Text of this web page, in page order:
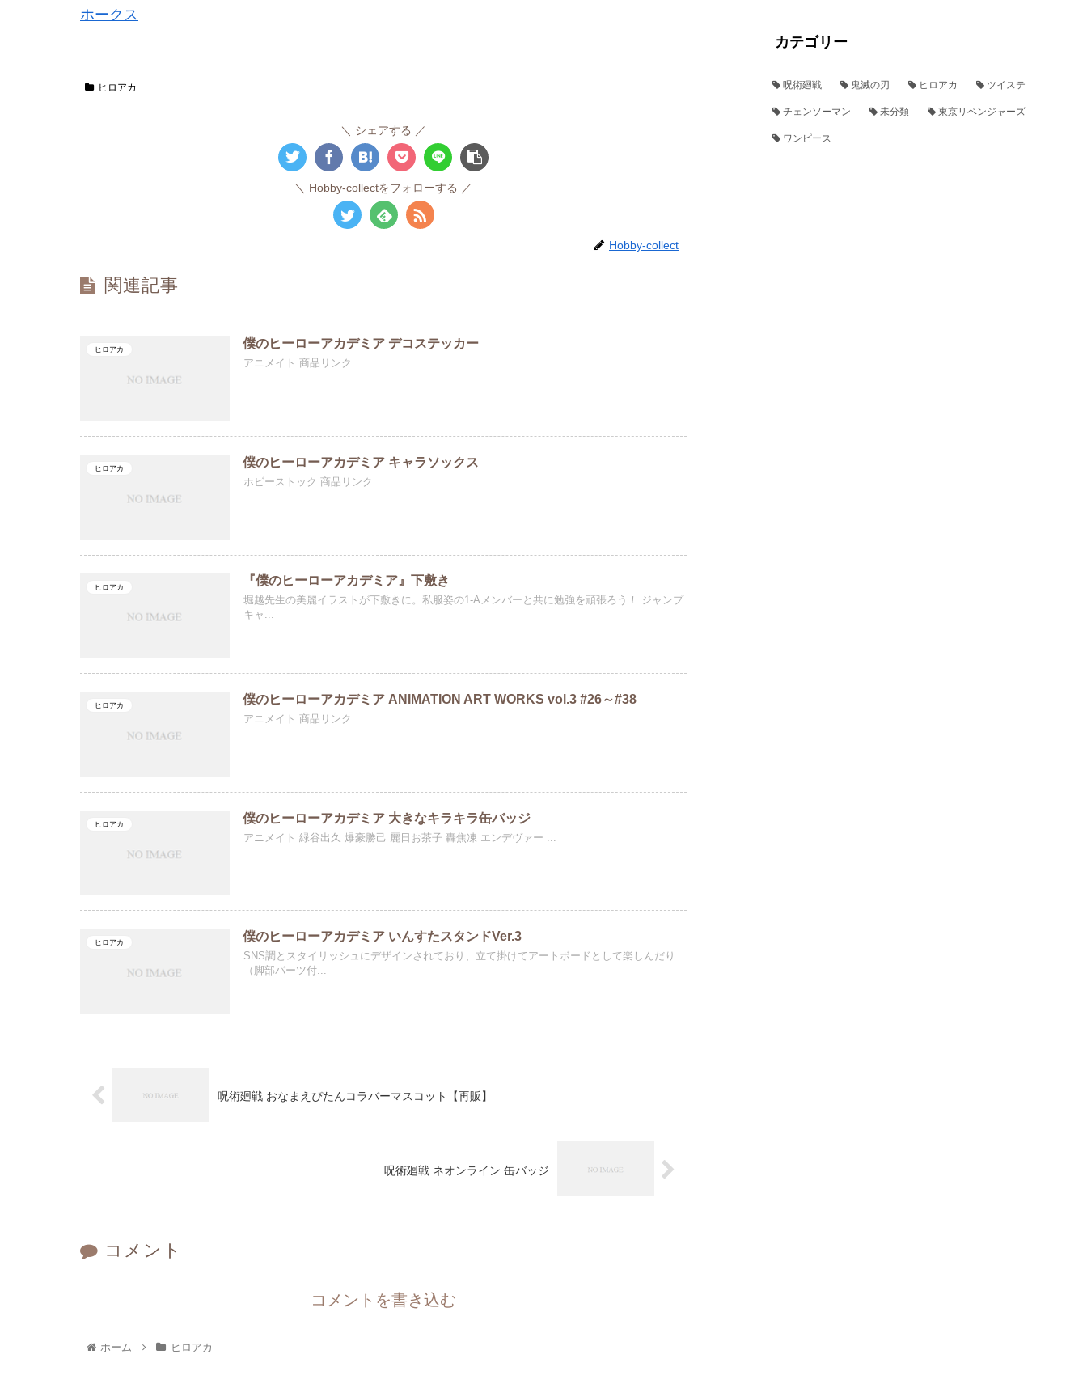
ホークス
ヒロアカ
シェアする
Hobby-collectをフォローする
Hobby-collect
関連記事
ヒロアカ 僕のヒーローアカデミア デコステッカー
アニメイト 商品リンク
ヒロアカ 僕のヒーローアカデミア キャラソックス
ホビーストック 商品リンク
ヒロアカ 『僕のヒーローアカデミア』下敷き
堀越先生の美麗イラストが下敷きに。私服姿の1-Aメンバーと共に勉強を頑張ろう！ ジャンプ
キャ...
ヒロアカ 僕のヒーローアカデミア ANIMATION ART WORKS vol.3 #26～#38
アニメイト 商品リンク
ヒロアカ 僕のヒーローアカデミア 大きなキラキラ缶バッジ
アニメイト 緑谷出久 爆豪勝己 麗日お茶子 轟焦凍 エンデヴァー ...
ヒロアカ 僕のヒーローアカデミア いんすたスタンドVer.3
SNS調とスタイリッシュにデザインされており、立て掛けてアートボードとして楽しんだり
（脚部パーツ付...
呪術廻戦 おなまえぴたんコラバーマスコット【再販】
呪術廻戦 ネオンライン 缶バッジ
コメント
コメントを書き込む
ホーム ヒロアカ
カテゴリー
呪術廻戦 鬼滅の刃 ヒロアカ ツイステ
チェンソーマン 未分類 東京リベンジャーズ
ワンピース